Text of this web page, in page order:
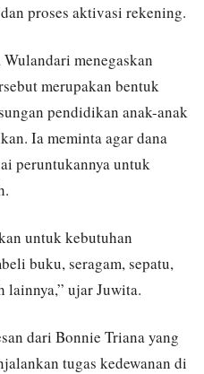
proses aktivasi rekening.
menegaskan
merupakan bentuk
pendidikan anak-anak
Ia meminta agar dana
peruntukannya untuk
untuk kebutuhan
buku, seragam, sepatu,
lainnya,” ujar Juwita.
dari Bonnie Triana yang
tugas kedewanan di